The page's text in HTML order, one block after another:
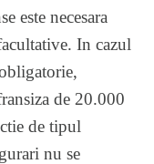
este necesara
In cazul
de 20.000
de tipul
nu se